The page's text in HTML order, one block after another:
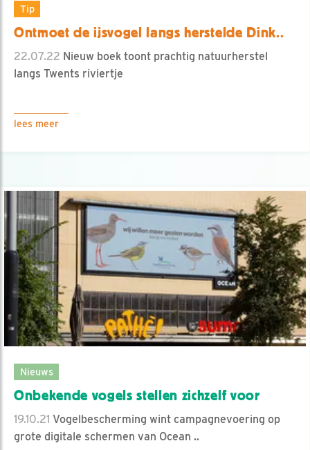
Tip
Ontmoet de ijsvogel langs herstelde Dink..
22.07.22 Nieuw boek toont prachtig natuurherstel
langs Twents riviertje
lees meer
Nieuws
Onbekende vogels stellen zichzelf voor
19.10.21 Vogelbescherming wint campagnevoering op
grote digitale schermen van Ocean ..